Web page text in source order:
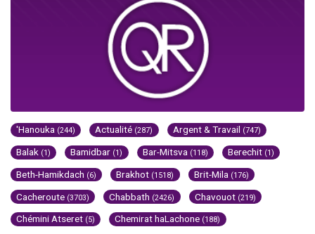
'Hanouka (244) Actualité (287) Argent & Travail (747)
Balak (1) Bamidbar (1) Bar-Mitsva (118) Berechit (1)
Beth-Hamikdach (6) Brakhot (1518) Brit-Mila (176)
Cacheroute (3703) Chabbath (2426) Chavouot (219)
Chémini Atseret (5) Chemirat haLachone (188)